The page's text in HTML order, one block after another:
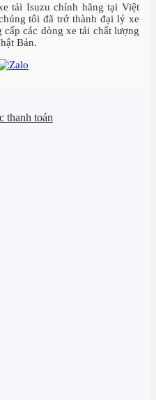
tải Isuzu chính hãng tại Việt
tôi đã trở thành đại lý xe
các dòng xe tải chất lượng
Bản.
thanh toán